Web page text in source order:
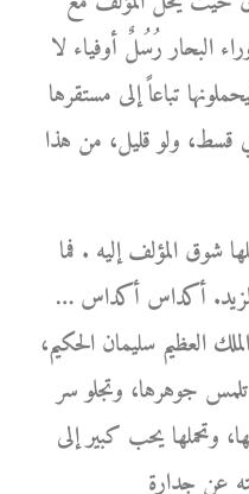
البحار رُسُلٌ أوفياء لا
تباعاً إلى مستقرها
قسط، ولو قليل، من هذا
شوق المؤلف إليه . فما
أكداس أكداس …
العظيم سليمان الحكيم،
تلمس جوهرها، وتجلو سر
وتحملها يحب كبير إلى